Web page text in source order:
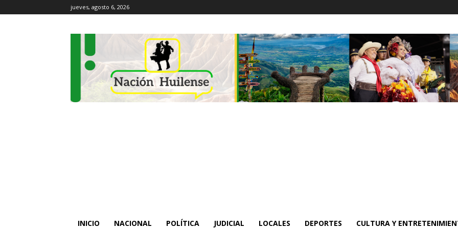
jueves, agosto 6, 2026
INICIO NACIONAL POLÍTICA JUDICIAL LOCALES DEPORTES CULTURA Y